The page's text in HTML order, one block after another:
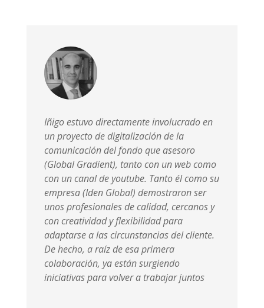
Iñigo estuvo directamente involucrado en
un proyecto de digitalización de la
comunicación del fondo que asesoro
(Global Gradient), tanto con un web como
con un canal de youtube. Tanto él como su
empresa (Iden Global) demostraron ser
unos profesionales de calidad, cercanos y
con creatividad y flexibilidad para
adaptarse a las circunstancias del cliente.
De hecho, a raíz de esa primera
colaboración, ya están surgiendo
iniciativas para volver a trabajar juntos